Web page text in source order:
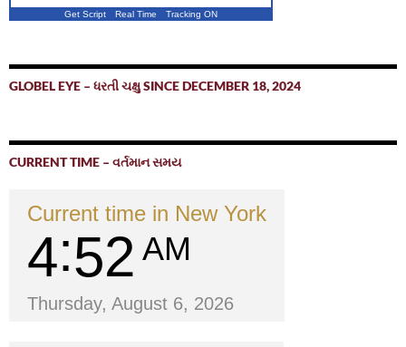
Get Script Real Time Tracking ON
GLOBEL EYE – ધરતી ચક્ષુ SINCE DECEMBER 18, 2024
CURRENT TIME – વર્તમાન સમય
Current time in New York
4 52 AM
Thursday, August 6, 2026